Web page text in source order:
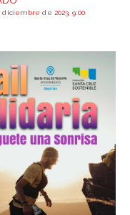
de 2023, 9:00